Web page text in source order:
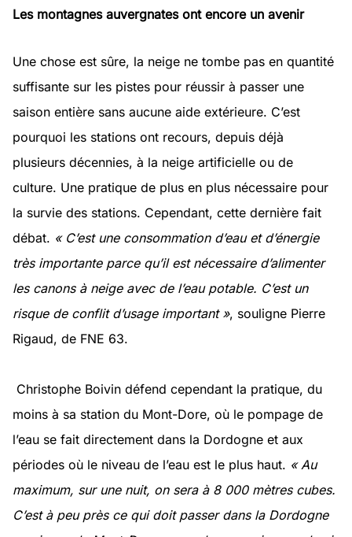
Les montagnes auvergnates ont encore un avenir
Une chose est sûre, la neige ne tombe pas en quantité
suffisante sur les pistes pour réussir à passer une
saison entière sans aucune aide extérieure. C’est
pourquoi les stations ont recours, depuis déjà
plusieurs décennies, à la neige artificielle ou de
culture. Une pratique de plus en plus nécessaire pour
la survie des stations. Cependant, cette dernière fait
débat. « C’est une consommation d’eau et d’énergie
très importante parce qu’il est nécessaire d’alimenter
les canons à neige avec de l’eau potable. C’est un
risque de conflit d’usage important », souligne Pierre
Rigaud, de FNE 63.
Christophe Boivin défend cependant la pratique, du
moins à sa station du Mont-Dore, où le pompage de
l’eau se fait directement dans la Dordogne et aux
périodes où le niveau de l’eau est le plus haut. « Au
maximum, sur une nuit, on sera à 8 000 mètres cubes.
C’est à peu près ce qui doit passer dans la Dordogne